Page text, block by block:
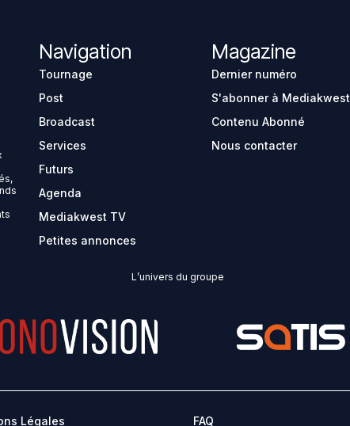
Navigation
Tournage
Post
Broadcast
Services
Futurs
Agenda
Mediakwest TV
Petites annonces
Magazine
Dernier numéro
S'abonner à Mediakwest
Contenu Abonné
Nous contacter
L’univers du groupe
Légales FAQ